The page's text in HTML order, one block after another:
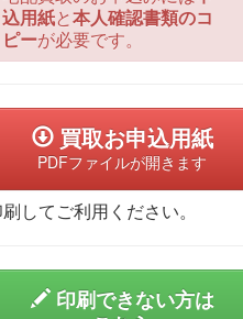
込用紙と本人確認書類のコ
ピーが必要です。
買取お申込用紙
PDFファイルが開きます
刷してご利用ください。
印刷できない方は